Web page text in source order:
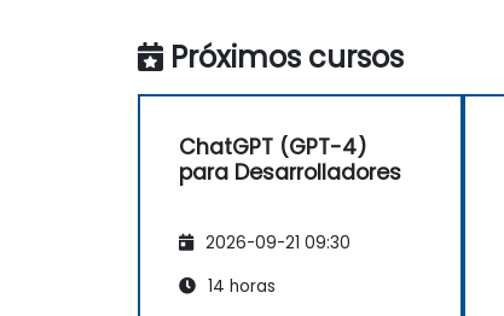
Próximos cursos
ChatGPT (GPT-4)
para Desarrolladores
2026-09-21 09:30
14 horas